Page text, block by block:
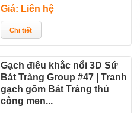
Giá: Liên hệ
Gạch điêu khắc nổi 3D Sứ
Bát Tràng Group #47 | Tranh
gạch gốm Bát Tràng thủ
công men...